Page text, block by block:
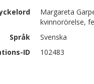
Margareta
kvinnorörelse,
Språk
Svenska
ID
102483